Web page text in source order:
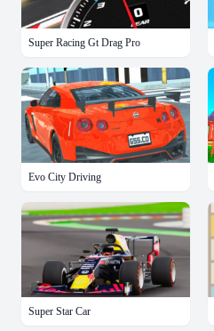
Super Racing Gt Drag Pro
Evo City Driving
Super Star Car